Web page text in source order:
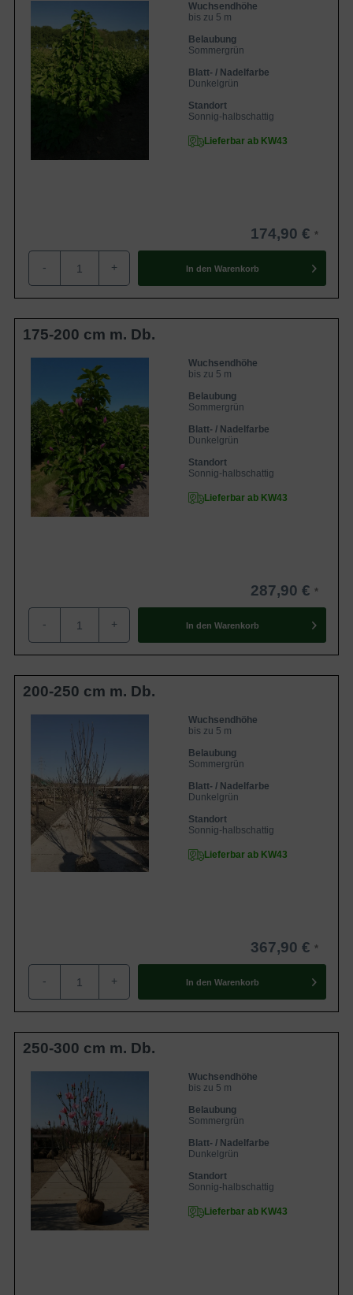
Wuchsendhöhe
bis zu 5 m
Belaubung
Sommergrün
Blatt- / Nadelfarbe
Dunkelgrün
Standort
Sonnig-halbschattig
Lieferbar ab KW43
174,90 €
- + In den Warenkorb
175-200 cm m. Db.
Wuchsendhöhe
bis zu 5 m
Belaubung
Sommergrün
Blatt- / Nadelfarbe
Dunkelgrün
Standort
Sonnig-halbschattig
Lieferbar ab KW43
287,90 €
- + In den Warenkorb
200-250 cm m. Db.
Wuchsendhöhe
bis zu 5 m
Belaubung
Sommergrün
Blatt- / Nadelfarbe
Dunkelgrün
Standort
Sonnig-halbschattig
Lieferbar ab KW43
367,90 €
- + In den Warenkorb
250-300 cm m. Db.
Wuchsendhöhe
bis zu 5 m
Belaubung
Sommergrün
Blatt- / Nadelfarbe
Dunkelgrün
Standort
Sonnig-halbschattig
Lieferbar ab KW43